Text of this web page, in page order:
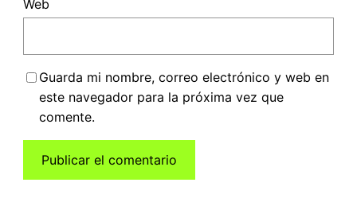
Web
Guarda mi nombre, correo electrónico y web en
este navegador para la próxima vez que
comente.